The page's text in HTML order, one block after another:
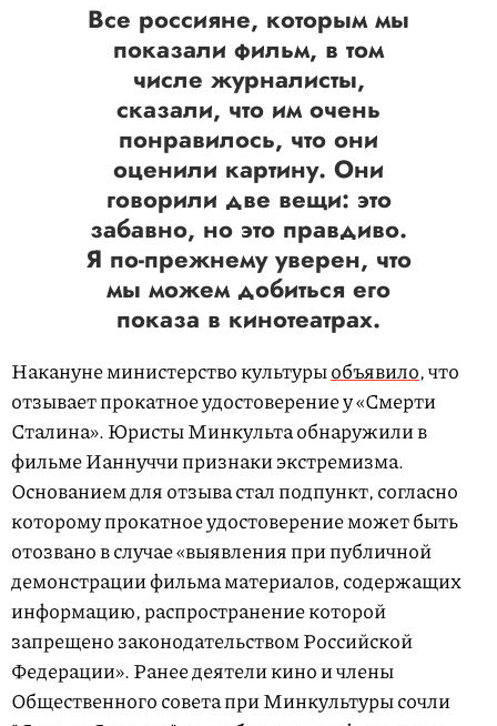
Все россияне, которым мы
показали фильм, в том
числе журналисты,
сказали, что им очень
понравилось, что они
оценили картину. Они
говорили две вещи: это
забавно, но это правдиво.
Я по-прежнему уверен, что
мы можем добиться его
показа в кинотеатрах.
Накануне министерство культурыобъявило, что
отзывает прокатное удостоверение у «Смерти
Сталина». Юристы Минкульта обнаружили в
фильме Ианнуччи признаки экстремизма.
Основанием для отзыва стал подпункт, согласно
которому прокатное удостоверение может быть
отозвано в случае «выявления при публичной
демонстрации фильма материалов, содержащих
информацию, распространение которой
запрещено законодательством Российской
Федерации». Ранее деятели кино и члены
Общественного совета при Минкультуры сочли